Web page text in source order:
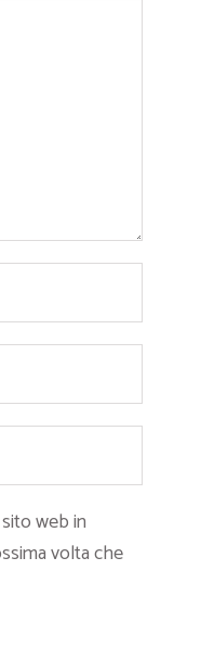
web in
volta che